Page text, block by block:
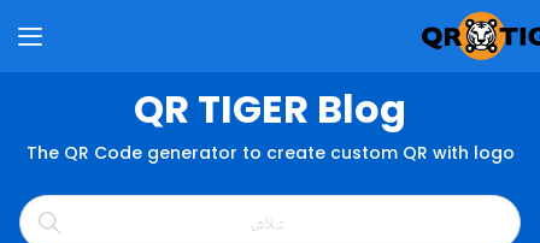
QR TIGER Blog
The QR Code generator to create custom QR with logo